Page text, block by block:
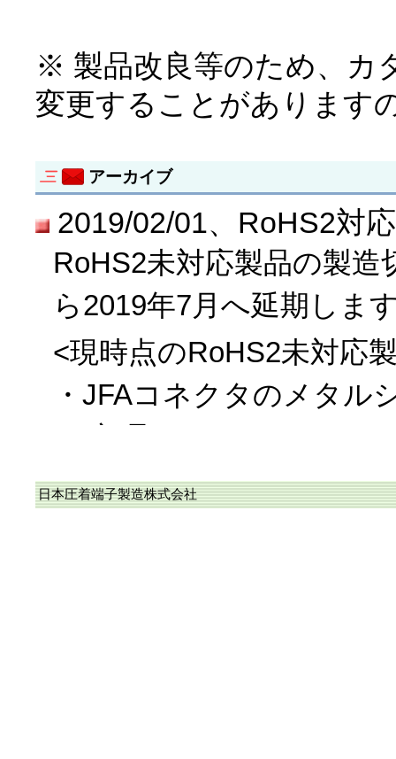
※ 製品改良等のため、カ
変更することがあります
アーカイブ
2019/02/01、RoHS2対
RoHS2未対応製品の製
ら2019年7月へ延期しま
<現時点のRoHS2未対応
・JFAコネクタのメタル
・WPKコネクタを構成
日本圧着端子製造株式会社